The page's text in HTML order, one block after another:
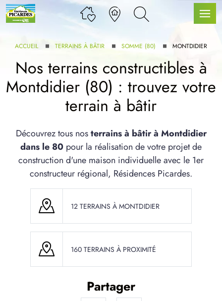
GAMME
SERVICE BDL EXTENSION
ARTICLES
ACCUEIL TERRAINS À BÂTIR SOMME (80) MONTDIDIER
Nos terrains constructibles à
Montdidier (80) : trouvez votre
terrain à bâtir
Découvrez tous nosterrains à bâtir à Montdidier
dans le 80 pour la réalisation de votre projet de
construction d'une maison individuelle avec le 1er
constructeur régional, Résidences Picardes.
12 TERRAINS À MONTDIDIER
160 TERRAINS À PROXIMITÉ
Partager